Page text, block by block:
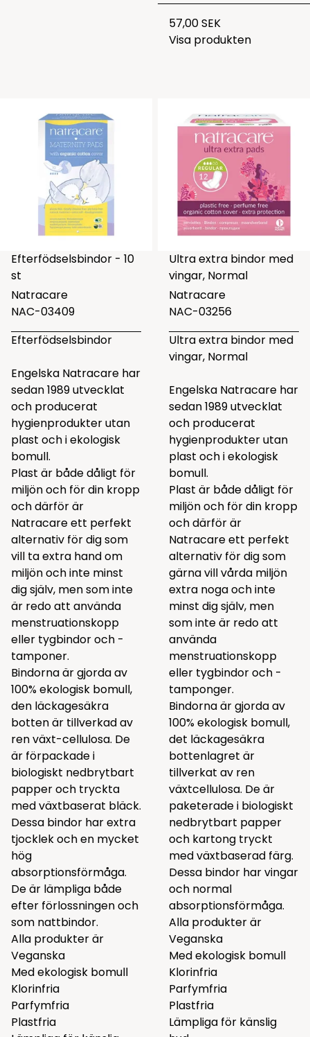
57,00 SEK
Visa produkten
Efterfödselsbindor - 10
st
Natracare
NAC-03409
Efterfödselsbindor
Engelska Natracare har
sedan 1989 utvecklat
och producerat
hygienprodukter utan
plast och i ekologisk
bomull.
Plast är både dåligt för
miljön och för din kropp
och därför är
Natracare ett perfekt
alternativ för dig som
vill ta extra hand om
miljön och inte minst
dig själv, men som inte
är redo att använda
menstruationskopp
eller tygbindor och -
tamponer.
Bindorna är gjorda av
100% ekologisk bomull,
den läckagesäkra
botten är tillverkad av
ren växt-cellulosa. De
är förpackade i
biologiskt nedbrytbart
papper och tryckta
med växtbaserat bläck.
Dessa bindor har extra
tjocklek och en mycket
hög
absorptionsförmåga.
De är lämpliga både
efter förlossningen och
som nattbindor.
Alla produkter är
Veganska
Med ekologisk bomull
Klorinfria
Parfymfria
Plastfria
Ultra extra bindor med
vingar, Normal
Natracare
NAC-03256
Ultra extra bindor med
vingar, Normal
Engelska Natracare har
sedan 1989 utvecklat
och producerat
hygienprodukter utan
plast och i ekologisk
bomull.
Plast är både dåligt för
miljön och för din kropp
och därför är
Natracare ett perfekt
alternativ för dig som
gärna vill vårda miljön
extra noga och inte
minst dig själv, men
som inte är redo att
använda
menstruationskopp
eller tygbindor och -
tamponger.
Bindorna är gjorda av
100% ekologisk bomull,
det läckagesäkra
bottenlagret är
tillverkat av ren
växtcellulosa. De är
paketerade i biologiskt
nedbrytbart papper
och kartong tryckt
med växtbaserad färg.
Dessa bindor har vingar
och normal
absorptionsförmåga.
Alla produkter är
Veganska
Med ekologisk bomull
Klorinfria
Parfymfria
Plastfria
Lämpliga för känslig